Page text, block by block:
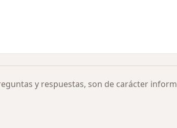
y respuestas, son de carácter